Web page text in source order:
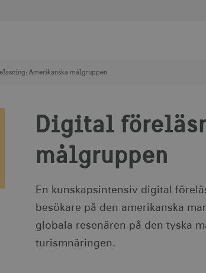
Amerikanska målgruppen
Digital
målgruppen
En kunskapsintensiv digital
besökare på den amerikanska
globala resenären på den tyska
turismnäringen.